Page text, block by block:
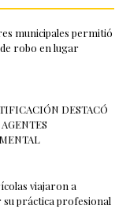
municipales permitió
robo en lugar
DESTACÓ
viajaron a
su práctica profesional